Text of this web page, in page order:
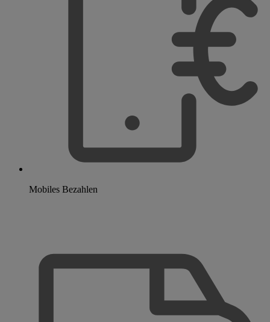
Mobiles Bezahlen